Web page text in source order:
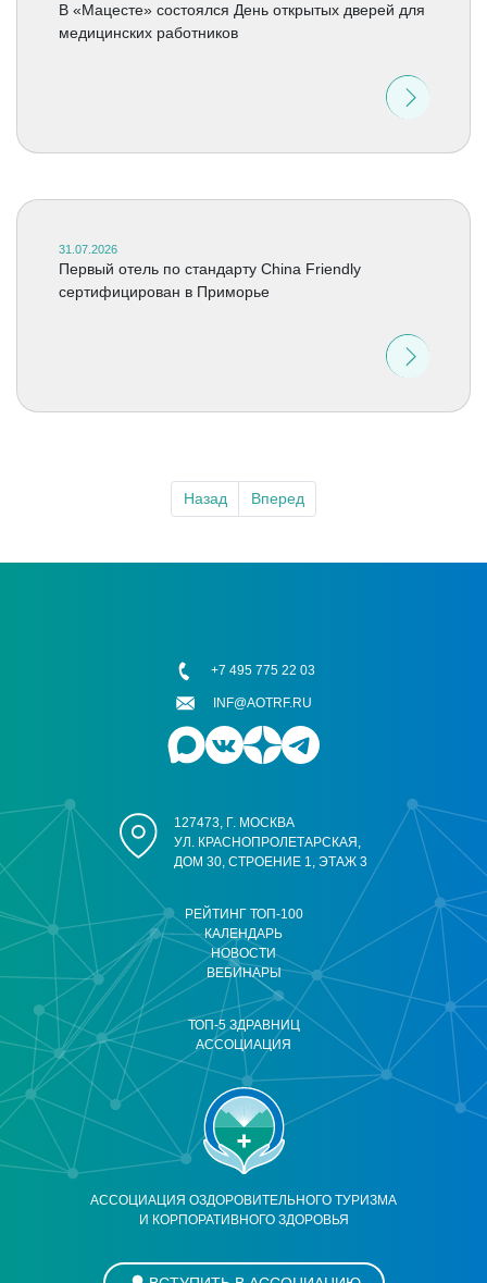
В «Мацесте» состоялся День открытых дверей для
медицинских работников
31.07.2026
Первый отель по стандарту China Friendly
сертифицирован в Приморье
Назад Вперед
АССОЦИАЦИЯ ОЗДОРОВИТЕЛЬНОГО ТУРИЗМА
И КОРПОРАТИВНОГО ЗДОРОВЬЯ
РЕЙТИНГ ТОП-100
КАЛЕНДАРЬ
НОВОСТИ
ВЕБИНАРЫ
ТОП-5 ЗДРАВНИЦ
АССОЦИАЦИЯ
127473, Г. МОСКВА
УЛ. КРАСНОПРОЛЕТАРСКАЯ,
ДОМ 30, СТРОЕНИЕ 1, ЭТАЖ 3
+7 495 775 22 03
INF@AOTRF.RU